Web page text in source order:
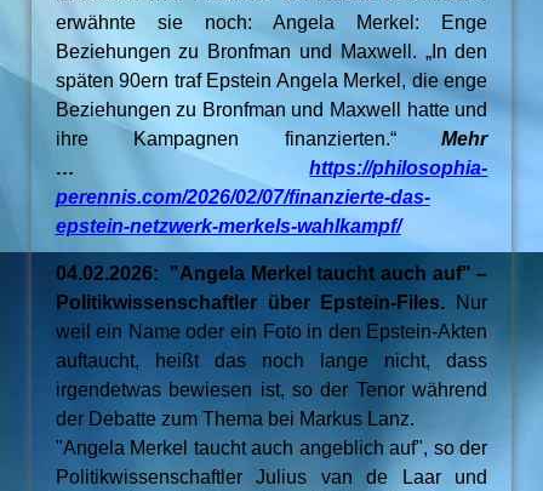
erwähnte sie noch: Angela Merkel: Enge
Beziehungen zu Bronfman und Maxwell. „In den
späten 90ern traf Epstein Angela Merkel, die enge
Beziehungen zu Bronfman und Maxwell hatte und
ihre Kampagnen finanzierten.“Mehr
…https://philosophia-
perennis.com/2026/02/07/finanzierte-das-
epstein-netzwerk-merkels-wahlkampf/
04.02.2026: "Angela Merkel taucht auch auf" –
Politikwissenschaftler über Epstein-Files. Nur
weil ein Name oder ein Foto in den Epstein-Akten
auftaucht, heißt das noch lange nicht, dass
irgendetwas bewiesen ist, so der Tenor während
der Debatte zum Thema bei Markus Lanz.
"Angela Merkel taucht auch angeblich auf", so der
Politikwissenschaftler Julius van de Laar und